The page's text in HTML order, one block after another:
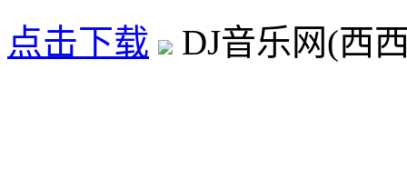
点击下载
DJ音乐网(西